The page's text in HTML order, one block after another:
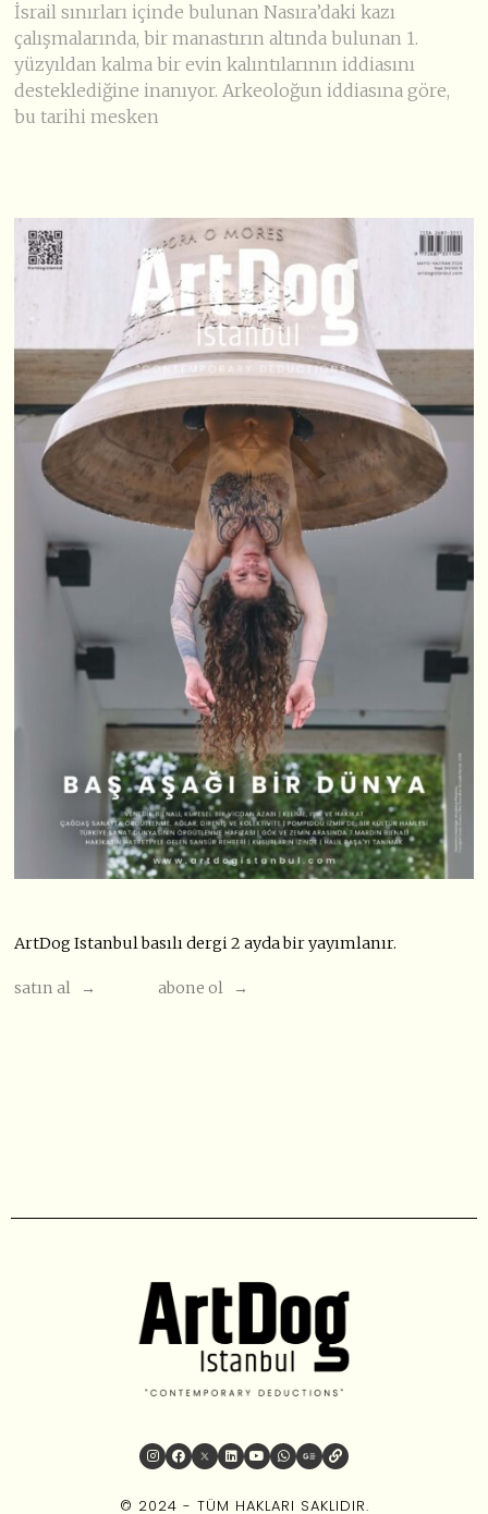
İsrail sınırları içinde bulunan Nasıra’daki kazı
çalışmalarında, bir manastırın altında bulunan 1.
yüzyıldan kalma bir evin kalıntılarının iddiasını
desteklediğine inanıyor. Arkeoloğun iddiasına göre,
bu tarihi mesken
ArtDog Istanbul basılı dergi 2 ayda bir yayımlanır.
satın al → abone ol →
© 2024 - TÜM HAKLARI SAKLIDIR.